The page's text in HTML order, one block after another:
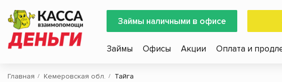
Займы наличными в офисе
Займы Офисы Акции Оплата и
Главная Кемеровская обл. Тайга